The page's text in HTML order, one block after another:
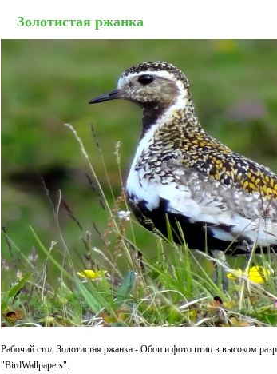
Золотистая ржанка
Рабочий стол Золотистая ржанка - Обои и фото птиц в высоком
"BirdWallpapers".